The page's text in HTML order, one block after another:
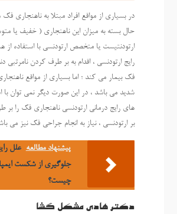
در بسیاری از مواقع افراد مبتلا به ناهنجاری
حال بسته به میزان این ناهنجاری ( خفیف یا
ارتودنتیست یا متخصص ارتودنسی با استفاده
رایج ارتودنسی ، اقدام به بر طرف کردن نامرتبی
فک بیمار می کند ؛ اما بسیاری از مواقع
شدید می باشد ، در این صورت دیگر نمی توان با
های رایج درمانی ارتودنسی ناهنجاری فک را بر
بر ارتودنسی ، نیاز به انجام جراحی فک نیز می
پیشنهاد مطالعه علل
جلوگیری از شکست
چیست؟
دکتر هادی مشکل گشا